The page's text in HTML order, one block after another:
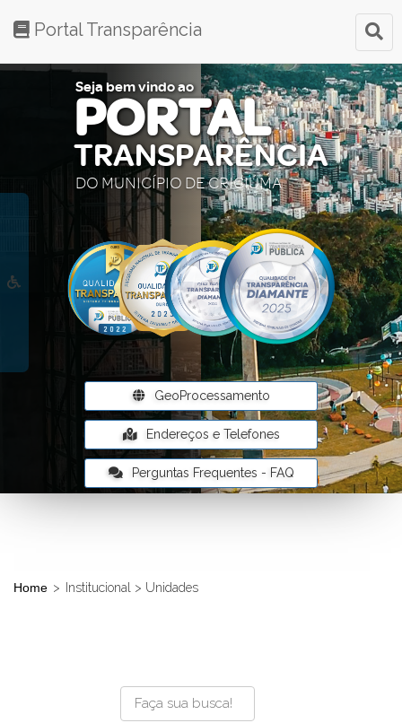
Portal Transparência
Seja bem vindo ao
PORTAL
TRANSPARÊNCIA
DO MUNICÍPIO DE CRICIÚMA
GeoProcessamento
Endereços e Telefones
Perguntas Frequentes - FAQ
Home > Institucional > Unidades